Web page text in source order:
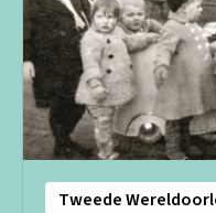
Tweede